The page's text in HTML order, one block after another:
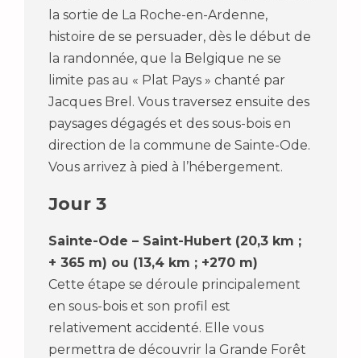
la sortie de La Roche-en-Ardenne,
histoire de se persuader, dès le début de
la randonnée, que la Belgique ne se
limite pas au « Plat Pays » chanté par
Jacques Brel. Vous traversez ensuite des
paysages dégagés et des sous-bois en
direction de la commune de Sainte-Ode.
Vous arrivez à pied à l’hébergement.
Jour 3
Sainte-Ode – Saint-Hubert (20,3 km ;
+ 365 m) ou (13,4 km ; +270 m)
Cette étape se déroule principalement
en sous-bois et son profil est
relativement accidenté. Elle vous
permettra de découvrir la Grande Forêt